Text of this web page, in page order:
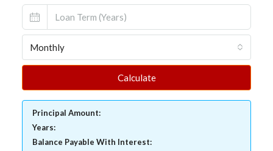
Monthly
Calculate
Principal Amount:
Years:
Balance Payable With Interest: